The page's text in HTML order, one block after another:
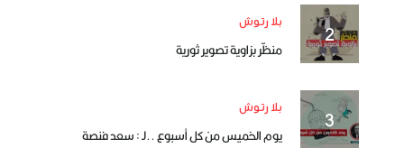
بلا رتوش
منظّر بزاوية تصوير ثورية
بلا رتوش
يوم الخميس من كل أسبوع ..لـ : سعد فنصة